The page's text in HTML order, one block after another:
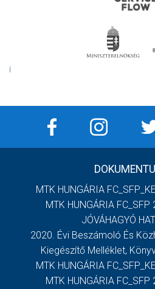
MTK HUNGÁRIA
MTK HUNGÁRIA
JÓVÁHAGYÓ
2020. Évi Beszámoló És
Kiegészítő Melléklet,
MTK HUNGÁRIA
MTK HUNGÁRIA